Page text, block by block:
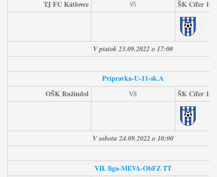
TJ FC Kátlovce
VS ŠK Cífer
V piatok 23.09.2022 o 17:00
Prípravka-U-11-sk.A
OŠK Ružindol
VS ŠK Cífer
V sobotu 24.09.2022 o 10:00
VII. liga-MEVA-ObFZ TT